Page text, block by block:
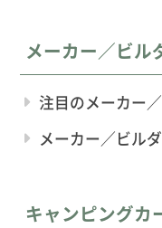
メーカー／ビル
注目のメーカー
メーカー／ビル
キャンピングカ